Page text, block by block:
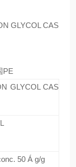
GLYCOL CAS
PE
GLYCOL CAS
50 Á g/g